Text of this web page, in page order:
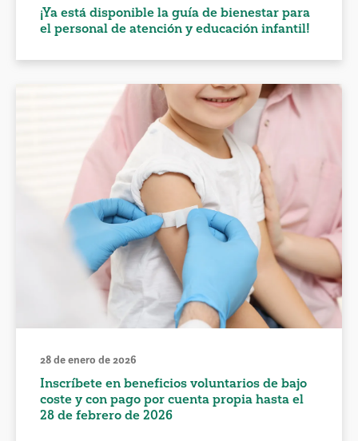
¡Ya está disponible la guía de bienestar para
el personal de atención y educación infantil!
28 de enero de 2026
Inscríbete en beneficios voluntarios de bajo
coste y con pago por cuenta propia hasta el
28 de febrero de 2026